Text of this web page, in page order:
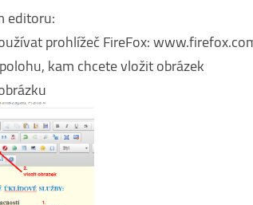
editoru:
prohlížeč FireFox:
kam chcete vložit obrázek